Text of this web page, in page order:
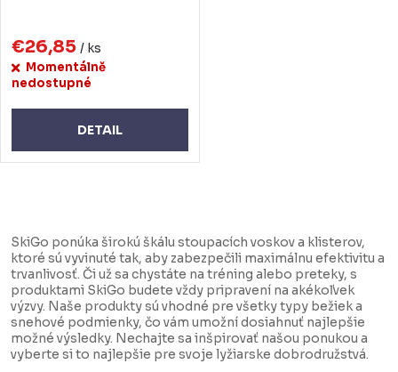
€26,85 / ks
Momentálně
nedostupné
DETAIL
v
l
á
d
a
c
SkiGo ponúka širokú škálu stoupacích voskov a klisterov,
ktoré sú vyvinuté tak, aby zabezpečili maximálnu efektivitu a
trvanlivosť. Či už sa chystáte na tréning alebo preteky, s
produktami SkiGo budete vždy pripravení na akékoľvek
výzvy. Naše produkty sú vhodné pre všetky typy bežiek a
snehové podmienky, čo vám umožní dosiahnuť najlepšie
možné výsledky. Nechajte sa inšpirovať našou ponukou a
vyberte si to najlepšie pre svoje lyžiarske dobrodružstvá.